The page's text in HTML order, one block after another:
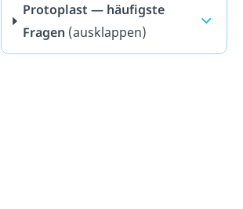
Protoplast — häufigste
Fragen (ausklappen)